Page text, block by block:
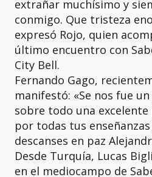
extrañar muchísimo y
conmigo. Que tristeza
expresó Rojo, quien
último encuentro con
City Bell.
Fernando Gago,
manifestó: «Se nos fue
sobre todo una excelente
por todas tus
descanses en paz
Desde Turquía, Lucas
en el mediocampo de